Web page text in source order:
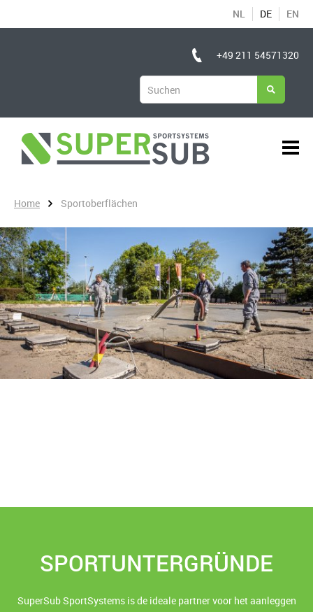
NL DE EN
+49 211 54571320
Home Sportoberflächen
SPORTUNTERGRÜNDE
SuperSub SportSystems is de ideale partner voor het aanleggen